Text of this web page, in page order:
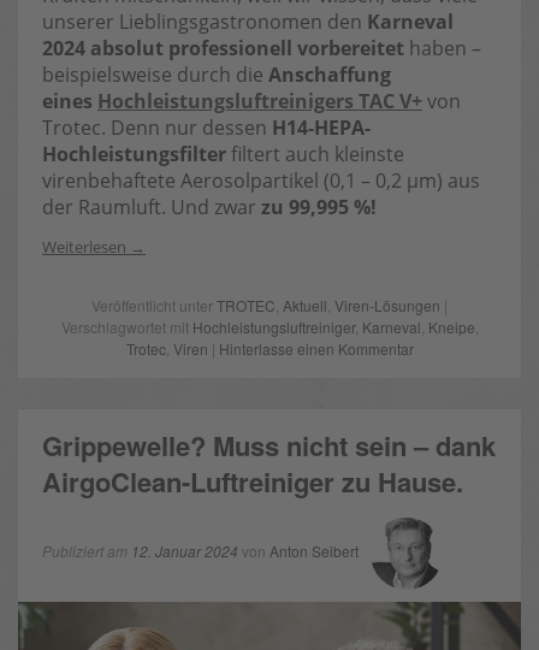
unserer Lieblingsgastronomen den Karneval
2024 absolut professionell vorbereitet haben –
beispielsweise durch die Anschaffung
eines Hochleistungsluftreinigers TAC V+ von
Trotec. Denn nur dessen H14-HEPA-
Hochleistungsfilterfiltert auch kleinste
virenbehaftete Aerosolpartikel (0,1 – 0,2 µm) aus
der Raumluft. Und zwar zu 99,995 %!
Weiterlesen
Veröffentlicht unterTROTEC Aktuell Viren-Lösungen |
Verschlagwortet mit Hochleistungsluftreiniger, Karneval Kneipe
Trotec, Viren | Hinterlasse einen Kommentar
Grippewelle? Muss nicht sein – dank
AirgoClean-Luftreiniger zu Hause.
Publiziert am 12. Januar 2024 von Anton Seibert